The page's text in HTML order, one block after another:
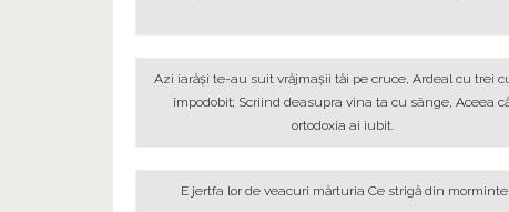
Azi iarăşi te-au suit vrăjmaşii tăi pe cruce, Ardeal cu trei
împodobit; Scriind deasupra vina ta cu sânge, Aceea
ortodoxia ai iubit.
E jertfa lor de veacuri mărturia Ce strigă din